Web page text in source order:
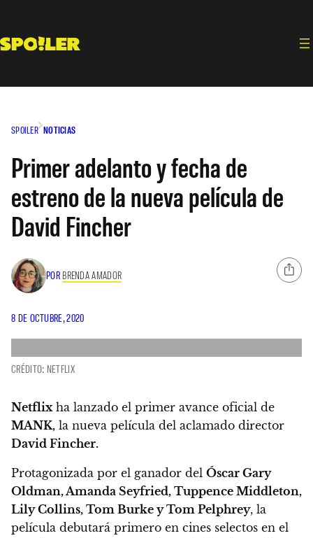
contenido
SPOILER NOTICIAS
Primer adelanto y fecha de
estreno de la nueva película de
David Fincher
POR BRENDA AMADOR
8 DE OCTUBRE, 2020
CRÉDITO: NETFLIX
Netflixha lanzado el primer avance oficial de
MANK, la nueva película del aclamado director
David Fincher.
Protagonizada por el ganador del Óscar Gary
Oldman, Amanda Seyfried, Tuppence Middleton,
Lily Collins, Tom Burke y Tom Pelphrey, la
película debutará primero en cines selectos en el